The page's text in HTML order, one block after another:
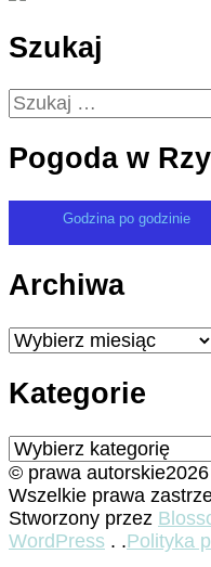
Szukaj
Szukaj:
Pogoda w
Godzina po godzinie
Archiwa
Archiwa
Kategorie
Kategorie
© prawa autorskie2026
Wszelkie prawa
Stworzony przez
WordPress . .Polityka